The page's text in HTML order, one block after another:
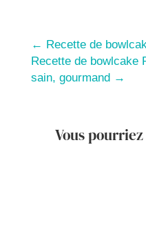
← Recette de
Recette de bowlcake
sain, gourmand→
Vous